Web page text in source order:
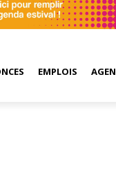
EMPLOIS